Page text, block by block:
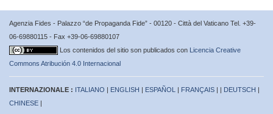
Agenzia Fides - Palazzo “de Propaganda Fide” - 00120 - Città del Vaticano Tel. +39-
06-69880115 - Fax +39-06-69880107
Los contenidos del sitio son publicados con Licencia Creative
Commons Atribución 4.0 Internacional
INTERNAZIONALE : ITALIANO | ENGLISH | ESPAÑOL | FRANÇAIS | | DEUTSCH |
CHINESE |